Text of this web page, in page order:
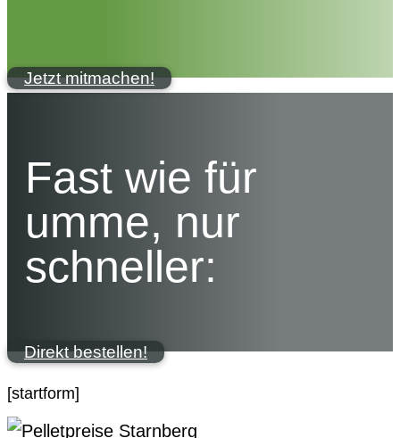
Jetzt mitmachen!
Fast wie für
umme, nur
schneller:
Direkt bestellen!
[startform]